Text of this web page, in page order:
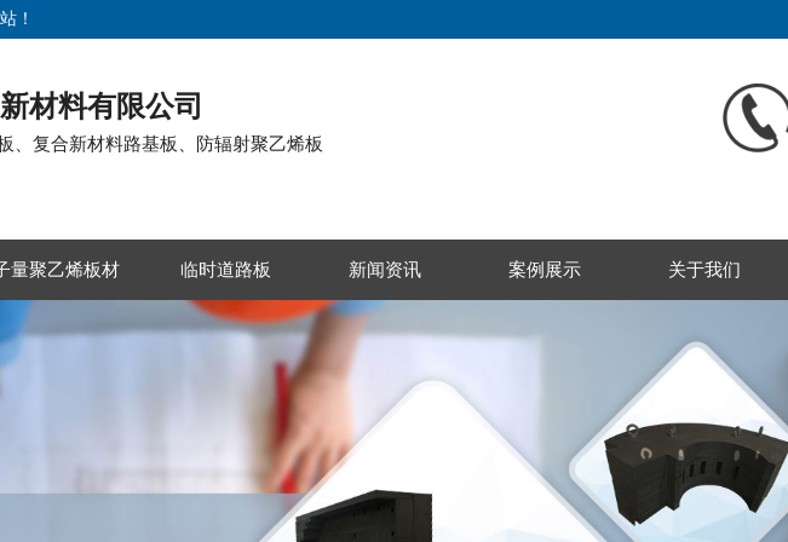
！
材料有限公司
、复合新材料路基板、防辐射聚乙烯板
量聚乙烯板材 临时道路板 新闻资讯 案例展示 关于我们